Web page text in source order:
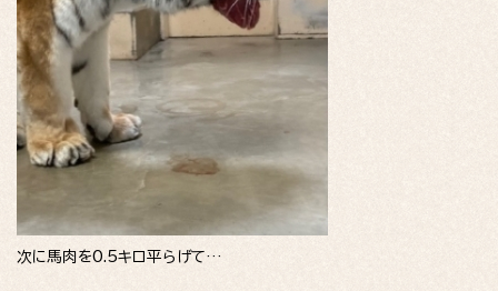
次に馬肉を0.5キロ平らげて…